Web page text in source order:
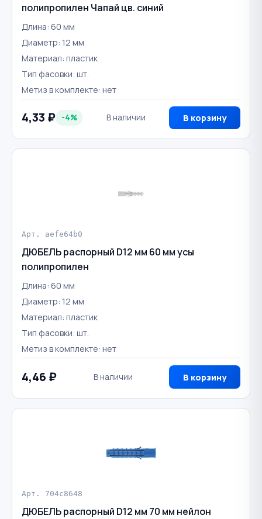
полипропилен Чапай цв. синий
Длина: 60 мм
Диаметр: 12 мм
Материал: пластик
Тип фасовки: шт.
Метиз в комплекте: нет
4,33 ₽ -4% В наличии В корзину
Арт. aefe64b0
ДЮБЕЛЬ распорный D12 мм 60 мм усы
полипропилен
Длина: 60 мм
Диаметр: 12 мм
Материал: пластик
Тип фасовки: шт.
Метиз в комплекте: нет
4,46 ₽ В наличии В корзину
Арт. 704c8648
ДЮБЕЛЬ распорный D12 мм 70 мм нейлон